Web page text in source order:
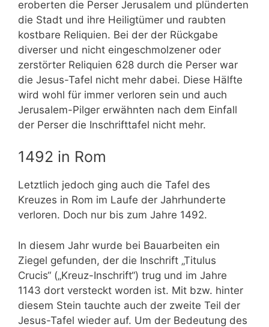
eroberten die Perser Jerusalem und plünderten
die Stadt und ihre Heiligtümer und raubten
kostbare Reliquien. Bei der der Rückgabe
diverser und nicht eingeschmolzener oder
zerstörter Reliquien 628 durch die Perser war
die Jesus-Tafel nicht mehr dabei. Diese Hälfte
wird wohl für immer verloren sein und auch
Jerusalem-Pilger erwähnten nach dem Einfall
der Perser die Inschrifttafel nicht mehr.
1492 in Rom
Letztlich jedoch ging auch die Tafel des
Kreuzes in Rom im Laufe der Jahrhunderte
verloren. Doch nur bis zum Jahre 1492.
In diesem Jahr wurde bei Bauarbeiten ein
Ziegel gefunden, der die Inschrift „Titulus
Crucis“ („Kreuz-Inschrift“) trug und im Jahre
1143 dort versteckt worden ist. Mit bzw. hinter
diesem Stein tauchte auch der zweite Teil der
Jesus-Tafel wieder auf. Um der Bedeutung des